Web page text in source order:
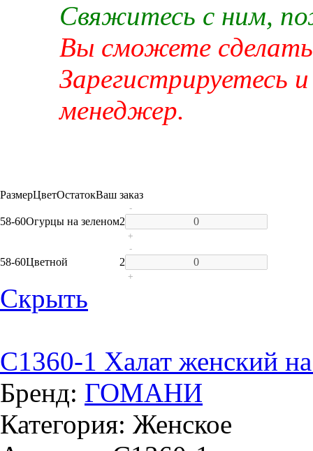
Свяжитесь с ним,
Вы сможете сделать
Зарегистрируетесь
менеджер.
РазмерЦветОстатокВаш заказ
58-60Огурцы на зеленом2
-
+
58-60Цветной 2
-
+
Скрыть
C1360-1 Халат женский
Бренд: ГОМАНИ
Категория: Женское